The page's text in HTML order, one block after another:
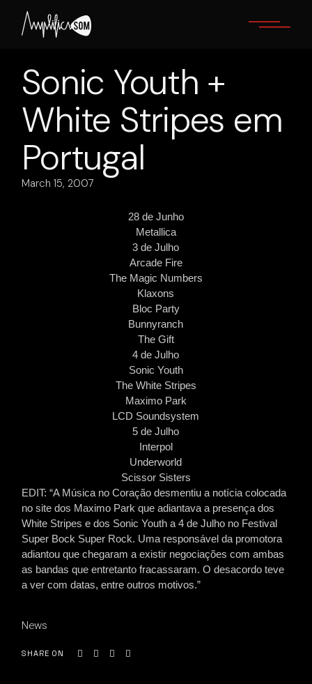
content
Sonic Youth +
White Stripes em
Portugal
March 15, 2007
28 de Junho
Metallica
3 de Julho
Arcade Fire
The Magic Numbers
Klaxons
Bloc Party
Bunnyranch
The Gift
4 de Julho
Sonic Youth
The White Stripes
Maximo Park
LCD Soundsystem
5 de Julho
Interpol
Underworld
Scissor Sisters
EDIT: “A Música no Coração desmentiu a notícia colocada
no site dos Maximo Park que adiantava a presença dos
White Stripes e dos Sonic Youth a 4 de Julho no Festival
Super Bock Super Rock. Uma responsável da promotora
adiantou que chegaram a existir negociações com ambas
as bandas que entretanto fracassaram. O desacordo teve
a ver com datas, entre outros motivos.”
News
SHARE ON